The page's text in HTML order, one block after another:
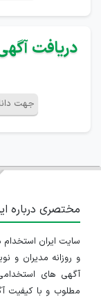
دریافت
جهت
مختصری درباره
و روزانه مدیران و
آگهی های
مطلوب و با کیفیت